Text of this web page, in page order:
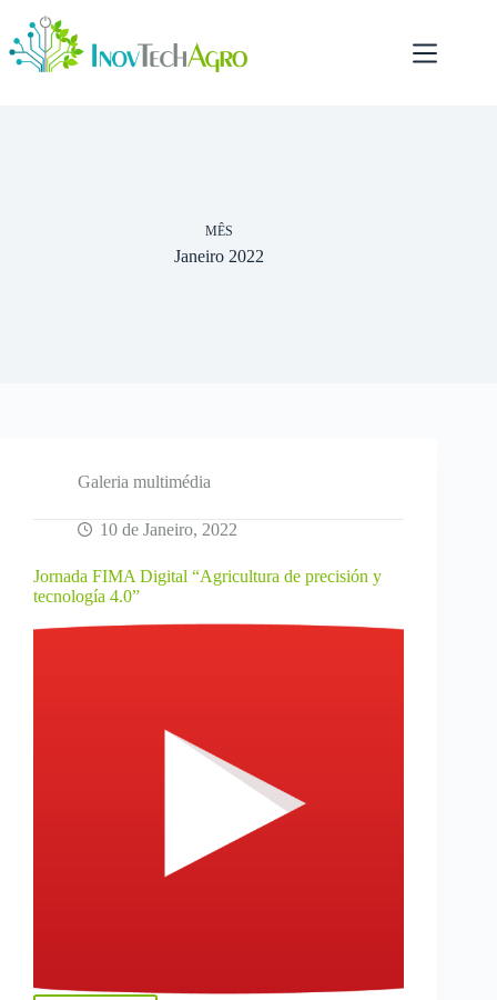
para
conteúdo
MÊS
Janeiro 2022
Galeria multimédia
10 de Janeiro, 2022
Jornada FIMA Digital “Agricultura de precisión y
tecnología 4.0”